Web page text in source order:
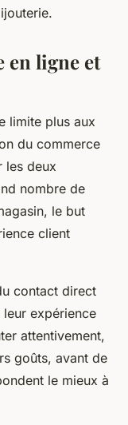
en ligne et
limite plus aux
du commerce
les deux
nombre de
le but
client
contact direct
expérience
attentivement,
goûts, avant de
le mieux à